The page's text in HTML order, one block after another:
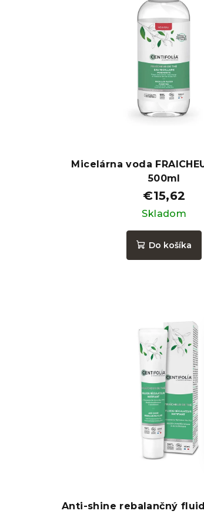
Micelárna voda
500ml
€15,62
Skladom
Do košíka
Anti-shine rebalančný fluid